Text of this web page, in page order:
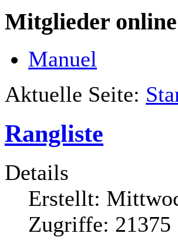
Mitglieder online
Manuel
Aktuelle Seite:
Rangliste
Details
Erstellt:
Zugriffe: 21375